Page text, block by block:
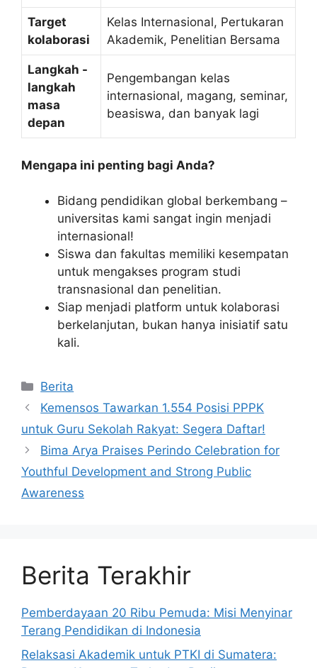
Target
kolaborasi
Kelas Internasional, Pertukaran
Akademik, Penelitian Bersama
Langkah -
langkah
masa
depan
Pengembangan kelas
internasional, magang, seminar,
beasiswa, dan banyak lagi
Mengapa ini penting bagi Anda?
Bidang pendidikan global berkembang –
universitas kami sangat ingin menjadi
internasional!
Siswa dan fakultas memiliki kesempatan
untuk mengakses program studi
transnasional dan penelitian.
Siap menjadi platform untuk kolaborasi
berkelanjutan, bukan hanya inisiatif satu
kali.
Kategori
Berita
Kemensos Tawarkan 1.554 Posisi PPPK
untuk Guru Sekolah Rakyat: Segera Daftar!
Bima Arya Praises Perindo Celebration for
Youthful Development and Strong Public
Awareness
Berita Terakhir
Pemberdayaan 20 Ribu Pemuda: Misi Menyinar
Terang Pendidikan di Indonesia
Relaksasi Akademik untuk PTKI di Sumatera: